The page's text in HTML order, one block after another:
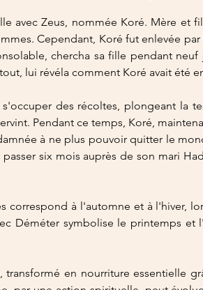
avec Zeus, nommée Koré. Mère et
Cependant, Koré fut enlevée
chercha sa fille pendant neuf
lui révéla comment Koré avait été
des récoltes, plongeant la
Pendant ce temps, Koré,
à ne plus pouvoir quitter le
six mois auprès de son mari
correspond à l'automne et à l'hiver,
Déméter symbolise le printemps
en nourriture essentielle